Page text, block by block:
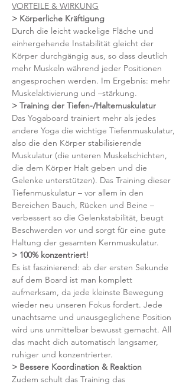
VORTEILE & WIRKUNG
> Körperliche Kräftigung
Durch die leicht wackelige Fläche und
einhergehende Instabilität gleicht der
Körper durchgängig aus, so dass deutlich
mehr Muskeln während jeder Positionen
angesprochen werden. Im Ergebnis: mehr
Muskelaktivierung und –stärkung.
> Training der Tiefen-/Haltemuskulatur
Das Yogaboard trainiert mehr als jedes
andere Yoga die wichtige Tiefenmuskulatur,
also die den Körper stabilisierende
Muskulatur (die unteren Muskelschichten,
die dem Körper Halt geben und die
Gelenke unterstützen). Das Training dieser
Tiefenmuskulatur – vor allem in den
Bereichen Bauch, Rücken und Beine –
verbessert so die Gelenkstabilität, beugt
Beschwerden vor und sorgt für eine gute
Haltung der gesamten Kernmuskulatur.
> 100% konzentriert!
Es ist faszinierend: ab der ersten Sekunde
auf dem Board ist man komplett
aufmerksam, da jede kleinste Bewegung
wieder neu unseren Fokus fordert. Jede
unachtsame und unausgeglichene Position
wird uns unmittelbar bewusst gemacht. All
das macht dich automatisch langsamer,
ruhiger und konzentrierter.
> Bessere Koordination & Reaktion
Zudem schult das Training das